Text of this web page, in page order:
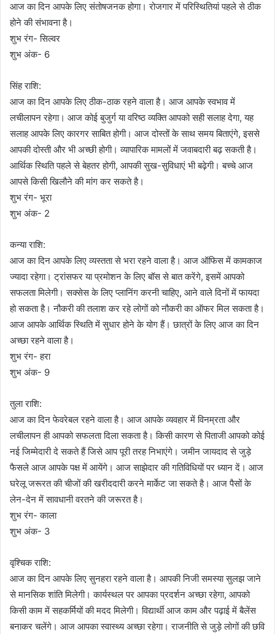
आज का दिन आपके लिए संतोषजनक होगा। रोजगार में परिस्थितियां पहले से ठीक
होने की संभावना है।
शुभ रंग- सिल्वर
शुभ अंक- 6
सिंह राशि:
आज का दिन आपके लिए ठीक-ठाक रहने वाला है। आज आपके स्वभाव में
लचीलापन रहेगा। आज कोई बुजुर्ग या वरिष्ठ व्यक्ति आपको सही सलाह देगा, यह
सलाह आपके लिए कारगर साबित होगी। आज दोस्तों के साथ समय बिताएंगे, इससे
आपकी दोस्ती और भी अच्छी होगी। व्यापारिक मामलों में जवाबदारी बढ़ सकती है।
आर्थिक स्थिति पहले से बेहतर होगी, आपकी सुख-सुविधाएं भी बढ़ेगी। बच्चे आज
आपसे किसी खिलौने की मांग कर सकते है।
शुभ रंग- भूरा
शुभ अंक- 2
कन्या राशि:
आज का दिन आपके लिए व्यस्तता से भरा रहने वाला है। आज ऑफिस में कामकाज
ज्यादा रहेगा। ट्रांसफर या प्रमोशन के लिए बॉस से बात करेंगे, इसमें आपको
सफलता मिलेगी। सक्सेस के लिए प्लानिंग करनी चाहिए, आने वाले दिनों में फायदा
हो सकता है। नौकरी की तलाश कर रहे लोगों को नौकरी का ऑफर मिल सकता है।
आज आपके आर्थिक स्थिति में सुधार होने के योग हैं। छात्रों के लिए आज का दिन
अच्छा रहने वाला है।
शुभ रंग- हरा
शुभ अंक- 9
तुला राशि:
आज का दिन फेवरेबल रहने वाला है। आज आपके व्यवहार में विनम्रता और
लचीलापन ही आपको सफलता दिला सकता है। किसी कारण से पिताजी आपको कोई
नई जिम्मेदारी दे सकते हैं जिसे आप पूरी तरह निभाएंगे। जमीन जायदाद से जुड़े
फैसले आज आपके पक्ष में आयेंगे। आज साझेदार की गतिविधियों पर ध्यान दें। आज
घरेलू जरूरत की चीजों की खरीददारी करने मार्केट जा सकते है। आज पैसों के
लेन-देन में सावधानी वरतने की जरूरत है।
शुभ रंग- काला
शुभ अंक- 3
वृश्चिक राशि:
आज का दिन आपके लिए सुनहरा रहने वाला है। आपकी निजी समस्या सुलझ जाने
से मानसिक शांति मिलेगी। कार्यस्थल पर आपका प्रदर्शन अच्छा रहेगा, आपको
किसी काम में सहकर्मियों की मदद मिलेगी। विद्यार्थी आज काम और पढ़ाई में बैलेंस
बनाकर चलेंगे। आज आपका स्वास्थ्य अच्छा रहेगा। राजनीति से जुड़े लोगों की छवि